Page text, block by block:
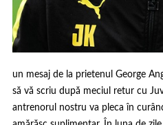
un mesaj de la prietenul George
să vă scriu după meciul retur cu
antrenorul nostru va pleca în